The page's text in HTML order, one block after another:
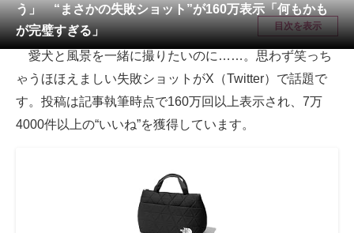
メディア
注目記事を集めた総合ページ
ITの今と未来を見通す
スマホと通信の最新トレンド
好きが集まる 比べて選べる
ビジネスと働き方のヒント
う」 “まさかの失敗ショット”が160万表示「何もかも
が完璧すぎる」
目次を表示
愛犬と風景を一緒に撮りたいのに……。思わず笑っち
ゃうほほえましい失敗ショットがX（Twitter）で話題で
す。投稿は記事執筆時点で160万回以上表示され、7万
4000件以上の“いいね”を獲得しています。